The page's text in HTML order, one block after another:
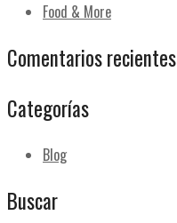
Food & More
Comentarios recientes
Categorías
Blog
Buscar